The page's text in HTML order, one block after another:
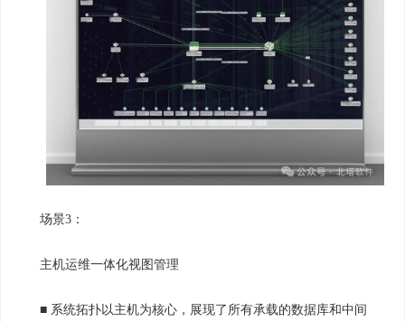
场景3：
主机运维一体化视图管理
■ 系统拓扑以主机为核心，展现了所有承载的数据库和中间